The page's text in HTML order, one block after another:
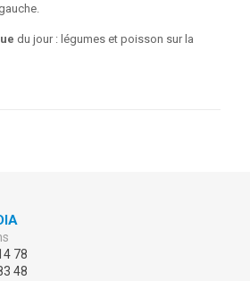
du jour : légumes et poisson sur la
78
48